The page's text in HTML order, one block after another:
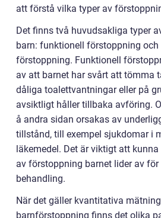
att förstå vilka typer av
Det finns två huvudsakliga typer
barn: funktionell förstoppning och
förstoppning. Funktionell
av att barnet har svårt att tömma
dåliga toalettvantningar eller på
avsiktligt håller tillbaka avföring.
å andra sidan orsakas av
tillstånd, till exempel sjukdomar i
läkemedel. Det är viktigt att
av förstoppning barnet lider av
behandling.
När det gäller kvantitativa
barnförstoppning finns det olika